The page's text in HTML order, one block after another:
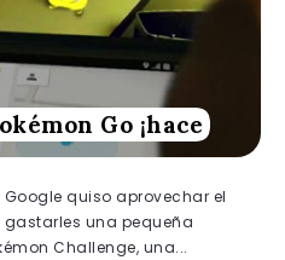
Go ¡hace
Google quiso aprovechar el
gastarles una pequeña
Challenge, una...